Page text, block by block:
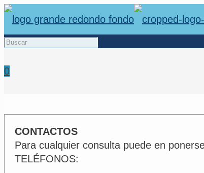
0
CONTACTOS
Para cualquier consulta puede en
TELÉFONOS: